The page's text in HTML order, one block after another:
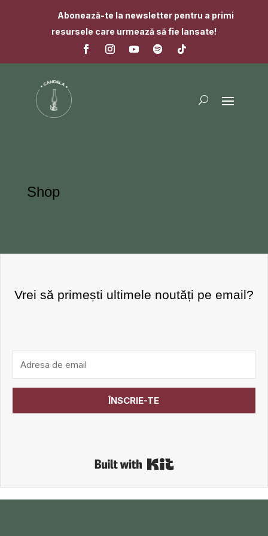
Abonează-te la newsletter pentru a primi
resursele care urmează să fie lansate!
Shop
Vrei să primești ultimele noutăți pe email?
ÎNSCRIE-TE